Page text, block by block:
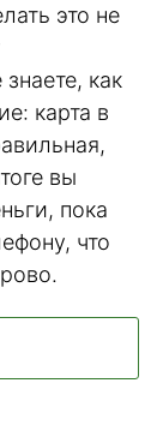
это не
как
карта в
вы
пока
что